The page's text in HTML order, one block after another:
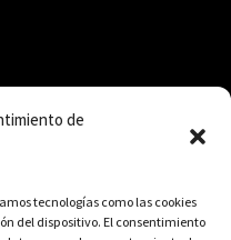
de
tecnologías como las cookies
del dispositivo. El consentimiento